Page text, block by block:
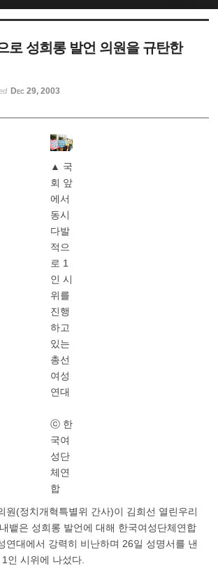
로 성희롱 발언 의원을 규탄한
Dec 29, 2003
▲ 국
회 앞
에서
동시
다발
적으
로 1
인 시
위를
진행
하고
있는
총선
여성
연대
ⓒ 한
국여
성단
체연
합
원(정치개혁특별위 간사)이 김희선 열린우리
뱉은 성희롱 발언에 대해 한국여성단체연합
연대에서 강력히 비난하며 26일 성명서를 낸
인 시위에 나섰다.
스케치북5
스케치북5